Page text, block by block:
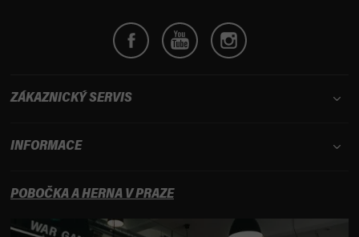
ZÁKAZNICKÝ SERVIS
INFORMACE
POBOČKA A HERNA V PRAZE